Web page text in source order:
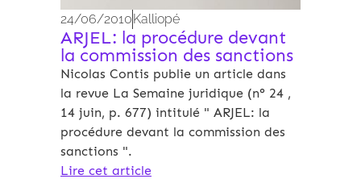
24/06/2010Kalliopé
ARJEL: la procédure devant
la commission des sanctions
Nicolas Contis publie un article dans
la revue La Semaine juridique (n° 24 ,
14 juin, p. 677) intitulé " ARJEL: la
procédure devant la commission des
sanctions ".
Lire cet article